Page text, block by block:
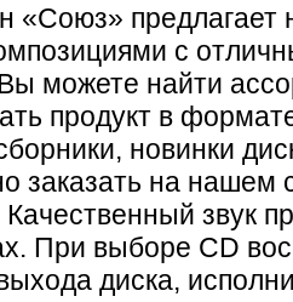
«Союз» предлагает
с
можете найти
продукт в
новинки
заказать на нашем
звук
При выборе CD
диска,